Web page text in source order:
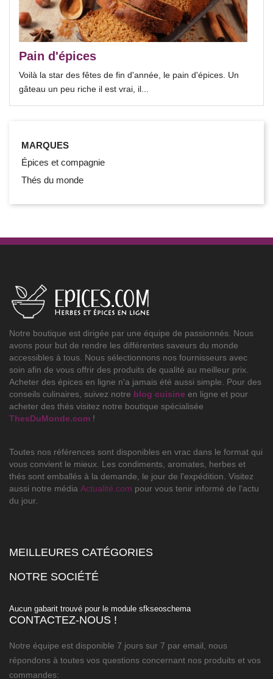
Pain d'épices
Voilà la star des fêtes de fin d'année, le pain d'épices. Un
gâteau un peu riche il est vrai, il...
MARQUES
Épices et compagnie
Thés du monde
Notre boutique est dirigée par une équipe de passionnés. Nous
avons pour but de rendre les différentes saveurs du monde
accessibles à tous. Nous sélectionnons nos fournisseurs avec
soin afin de vous offrir des produits de qualité au meilleur prix.
Acheter des épices en ligne n'a jamais été aussi simple. Pour des
conseils culinaires, suivez notre blog cuisine en ligne et pour
acheter des thés visitez notre boutique spécialisée
ThesDuMonde.com !
Toutes nos références sont disponibles en vrac dans le format qui
vous convient le mieux. Les condiments, aromates, herbes et
thés sont emballés à la demande, le jour de l'expédition. Visitez
aussi notre média Actualité.com pour vous tenir informé de l'actu
du jour.
MEILLEURES CATÉGORIES
NOTRE SOCIÉTÉ
Aucun gabarit trouvé pour le module sfkseoschema
CONTACTEZ-NOUS !
Notre équipe est disponible 7 jours sur 7 par email, nous
répondons à toutes vos questions concernant nos produits et vos
commandes: